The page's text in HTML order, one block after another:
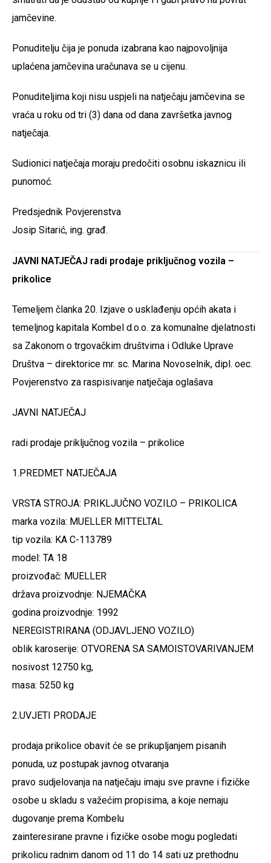
jamčevine.
Ponuditelju čija je ponuda izabrana kao najpovoljnija
uplaćena jamčevina uračunava se u cijenu.
Ponuditeljima koji nisu uspjeli na natječaju jamčevina se
vraća u roku od tri (3) dana od dana završetka javnog
natječaja.
Sudionici natječaja moraju predočiti osobnu iskaznicu ili
punomoć.
Predsjednik Povjerenstva
Josip Sitarić, ing. građ.
JAVNI NATJEČAJ radi prodaje priključnog vozila –
prikolice
Temeljem članka 20. Izjave o usklađenju općih akata i
temeljnog kapitala Kombel d.o.o. za komunalne djelatnosti
sa Zakonom o trgovačkim društvima i Odluke Uprave
Društva – direktorice mr. sc. Marina Novoselnik, dipl. oec.
Povjerenstvo za raspisivanje natječaja oglašava
JAVNI NATJEČAJ
radi prodaje priključnog vozila – prikolice
1.PREDMET NATJEČAJA
VRSTA STROJA: PRIKLJUČNO VOZILO – PRIKOLICA
marka vozila: MUELLER MITTELTAL
tip vozila: KA C-113789
model: TA 18
proizvođač: MUELLER
država proizvodnje: NJEMAČKA
godina proizvodnje: 1992
NEREGISTRIRANA (ODJAVLJENO VOZILO)
oblik karoserije: OTVORENA SA SAMOISTOVARIVANJEM
nosivost 12750 kg,
masa: 5250 kg
2.UVJETI PRODAJE
prodaja prikolice obavit će se prikupljanjem pisanih
ponuda, uz postupak javnog otvaranja
pravo sudjelovanja na natječaju imaju sve pravne i fizičke
osobe u skladu s važećim propisima, a koje nemaju
dugovanje prema Kombelu
zainteresirane pravne i fizičke osobe mogu pogledati
prikolicu radnim danom od 11 do 14 sati uz prethodnu